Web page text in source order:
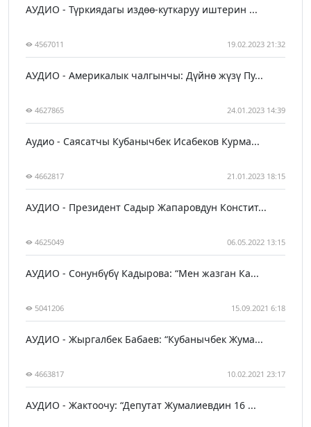
АУДИО - Түркиядагы издөө-куткаруу иштерин ...
4567011 19.02.2023 21:32
АУДИО - Америкалык чалгынчы: Дүйнө жүзү Пу...
4627865 24.01.2023 14:39
Аудио - Саясатчы Кубанычбек Исабеков Курма...
4662817 21.01.2023 18:15
АУДИО - Президент Садыр Жапаровдун Констит...
4625049 06.05.2022 13:15
АУДИО - Сонунбүбү Кадырова: “Мен жазган Ка...
5041206 15.09.2021 6:18
АУДИО - Жыргалбек Бабаев: “Кубанычбек Жума...
4663817 10.02.2021 23:17
АУДИО - Жактоочу: “Депутат Жумалиевдин 16 ...